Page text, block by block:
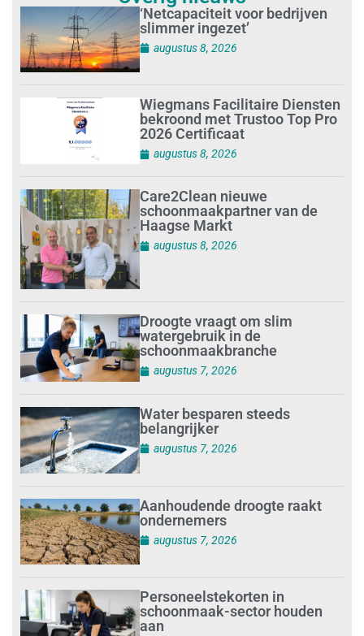
‘Netcapaciteit voor bedrijven
slimmer ingezet’
augustus 8, 2026
Wiegmans Facilitaire Diensten
bekroond met Trustoo Top Pro
2026 Certificaat
augustus 8, 2026
Care2Clean nieuwe
schoonmaakpartner van de
Haagse Markt
augustus 8, 2026
Droogte vraagt om slim
watergebruik in de
schoonmaakbranche
augustus 7, 2026
Water besparen steeds
belangrijker
augustus 7, 2026
Aanhoudende droogte raakt
ondernemers
augustus 7, 2026
Personeelstekorten in
schoonmaak-sector houden
aan